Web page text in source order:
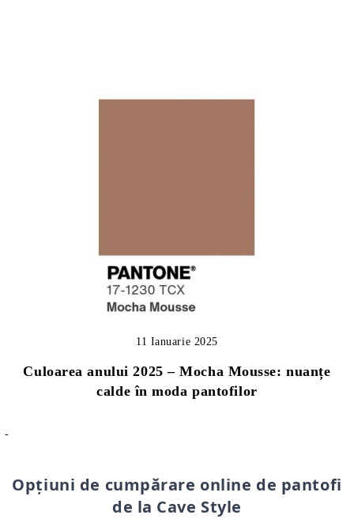
Culoarea anului 2025 – Mocha Mousse: nuanțe
calde în moda pantofilor
11 Ianuarie 2025
-
Opțiuni de cumpărare online de pantofi
de la Cave Style